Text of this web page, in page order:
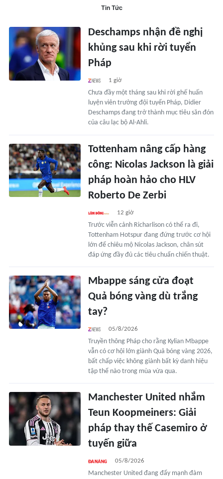
Tin Tức
Deschamps nhận đề nghị
khủng sau khi rời tuyển
Pháp
1 giờ
Chưa đầy một tháng sau khi rời ghế huấn
luyện viên trưởng đội tuyển Pháp, Didier
Deschamps đang trở thành mục tiêu săn đón
của câu lạc bộ Al-Ahli.
Tottenham nâng cấp hàng
công: Nicolas Jackson là giải
pháp hoàn hảo cho HLV
Roberto De Zerbi
12 giờ
Trước viễn cảnh Richarlison có thể ra đi,
Tottenham Hotspur đang đứng trước cơ hội
lớn để chiêu mộ Nicolas Jackson, chân sút
đáp ứng đầy đủ các tiêu chuẩn chiến thuật.
Mbappe sáng cửa đoạt
Quả bóng vàng dù trắng
tay?
05/8/2026
Truyền thông Pháp cho rằng Kylian Mbappe
vẫn có cơ hội lớn giành Quả bóng vàng 2026,
bất chấp việc không giành bất kỳ danh hiệu
tập thể nào trong mùa vừa qua.
Manchester United nhắm
Teun Koopmeiners: Giải
pháp thay thế Casemiro ở
tuyến giữa
05/8/2026
Manchester United đang đẩy mạnh đàm